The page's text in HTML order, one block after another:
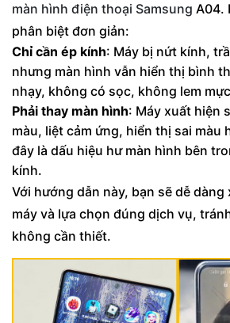
màn hình điện thoại Samsung A04.
phân biệt đơn giản:
Chỉ cần ép kính: Máy bị nứt kính,
nhưng màn hình vẫn hiển thị bình
nhạy, không có sọc, không lem
Phải thay màn hình: Máy xuất hiện
màu, liệt cảm ứng, hiển thị sai màu
đây là dấu hiệu hư màn hình bên
kính.
Với hướng dẫn này, bạn sẽ dễ
máy và lựa chọn đúng dịch vụ,
không cần thiết.